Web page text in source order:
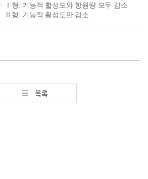
· Ⅰ형: 기능적 활성도와 항원량 모두 감소
· Ⅱ형: 기능적 활성도만 감소
목록